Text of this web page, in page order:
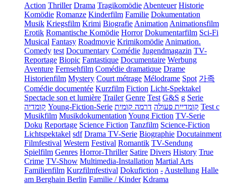
Action Thriller Drama Tragikomödie Abenteuer Historie
Komödie Romanze Kinderfilm Familie Dokumentation
Musik Kriegsfilm Krimi Biografie Animation Animationsfilm
Erotik Romantische Komödie Horror Dokumentarfilm Sci-Fi
Musical Fantasy Roadmovie Krimikomödie Animation.
Comedy test Documentary Comédie Jugendmagazin TV-
Reportage Biopic Fantastique Documentaire Werbung
Aventure Fernsehfilm Comédie dramatique Drame
Historienfilm Mystery Court métrage Mélodrame Spot 가족
Comédie documentée Kurzfilm Fiction Licht-Spektakel
Spectacle son et lumière Trailer Genre Test G&S g Serie
קומדיה Young-Fiction-Serie קומדיית פעולה דרמה קומית
Test c
Musikfilm Musikdokumentation Young Fiction TV-Serie
Doku Reportage Science Fiction Tanzfilm Science-Fiction
Lichtspektakel sdf Drama TV-Serie Biographie Docutainment
Filmfestival Western Festival Romantik TV-Sendung
Spielfilm Genres Horror-Thriller Satire Divers History True
Crime TV-Show Multimedia-Installation Martial Arts
Familienfilm Kurzfilmfestival Dokufiction - Austellung Halle
am Berghain Berlin Familie / Kinder Kdrama